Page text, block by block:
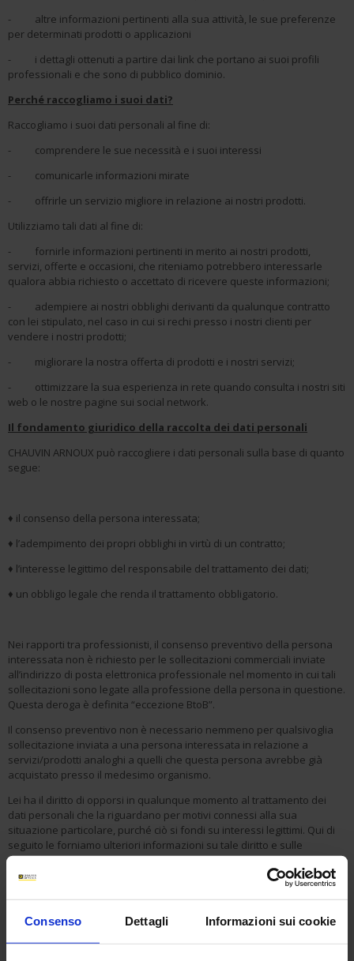
Consenso Dettagli Informazioni sui cookie
- altre informazioni pertinenti alla sua attività, le sue preferenze
per determinati prodotti o applicazioni
- i dettagli ottenuti a partire dai link che portano ai suoi profili
professionali e che sono di pubblico dominio.
Perché raccogliamo i suoi dati?
Raccogliamo i suoi dati personali al fine di:
- comprendere le sue necessità e i suoi interessi
- comunicarle informazioni mirate
- offrirle un servizio migliore in relazione ai nostri prodotti.
Utilizziamo tali dati al fine di:
- fornirle informazioni pertinenti in merito ai nostri prodotti,
servizi, offerte e occasioni, che riteniamo potrebbero interessarle
qualora abbia richiesto o accettato di ricevere queste informazioni;
- adempiere ai nostri obblighi derivanti da qualunque contratto
con lei stipulato, nel caso in cui si rechi presso i nostri clienti per
vendere i nostri prodotti;
- migliorare la nostra offerta di prodotti e i nostri servizi;
- ottimizzare la sua esperienza in rete quando consulta i nostri siti
web o le nostre pagine sui social network.
Il fondamento giuridico della raccolta dei dati personali
CHAUVIN ARNOUX può raccogliere i dati personali sulla base di quanto
segue:
♦ il consenso della persona interessata;
♦ l’adempimento dei propri obblighi in virtù di un contratto;
♦ l’interesse legittimo del responsabile del trattamento dei dati;
♦ un obbligo legale che renda il trattamento obbligatorio.
Nei rapporti tra professionisti, il consenso preventivo della persona
interessata non è richiesto per le sollecitazioni commerciali inviate
all’indirizzo di posta elettronica professionale nel momento in cui tali
sollecitazioni sono legate alla professione della persona in questione.
Questa deroga è definita “eccezione BtoB”.
Il consenso preventivo non è necessario nemmeno per qualsivoglia
sollecitazione inviata a una persona interessata in relazione a
servizi/prodotti analoghi a quelli che questa persona avrebbe già
acquistato presso il medesimo organismo.
Lei ha il diritto di opporsi in qualunque momento al trattamento dei
dati personali che la riguardano per motivi connessi alla sua
situazione particolare, purché ciò si fondi su interessi legittimi. Qui di
seguito le forniamo ulteriori informazioni su tale diritto e sulle
modalità per esercitarlo.